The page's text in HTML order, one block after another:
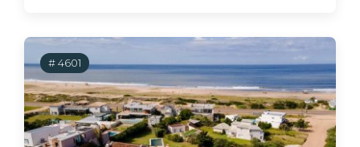
# 4601